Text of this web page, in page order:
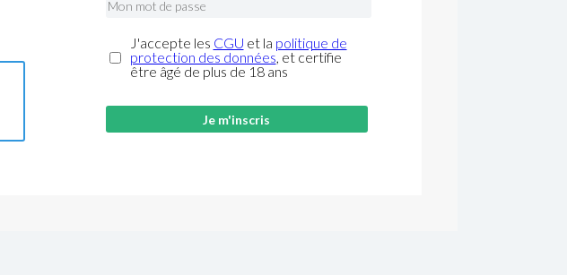
J'accepte les CGU et la politique de
protection des données, et certifie
être âgé de plus de 18 ans